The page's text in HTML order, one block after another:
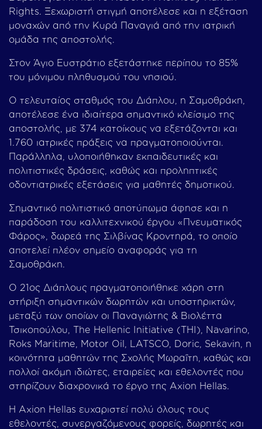
Rights. Ξεχωριστή στιγμή αποτέλεσε και η εξέταση
μοναχών από την Κυρά Παναγιά από την ιατρική
ομάδα της αποστολής.
Στον Άγιο Ευστράτιο εξετάστηκε περίπου το 85%
του μόνιμου πληθυσμού του νησιού.
Ο τελευταίος σταθμός του Διάπλου, η Σαμοθράκη,
αποτέλεσε ένα ιδιαίτερα σημαντικό κλείσιμο της
αποστολής, με 374 κατοίκους να εξετάζονται και
1.760 ιατρικές πράξεις να πραγματοποιούνται.
Παράλληλα, υλοποιήθηκαν εκπαιδευτικές και
πολιτιστικές δράσεις, καθώς και προληπτικές
οδοντιατρικές εξετάσεις για μαθητές δημοτικού.
Σημαντικό πολιτιστικό αποτύπωμα άφησε και η
παράδοση του καλλιτεχνικού έργου «Πνευματικός
Φάρος», δωρεά της Σιλβίνας Κροντηρά, το οποίο
αποτελεί πλέον σημείο αναφοράς για τη
Σαμοθράκη.
Ο 21ος Διάπλους πραγματοποιήθηκε χάρη στη
στήριξη σημαντικών δωρητών και υποστηρικτών,
μεταξύ των οποίων οι Παναγιώτης & Βιολέττα
Τσικοπούλου, The Hellenic Initiative (THI), Navarino,
Roks Maritime, Motor Oil, LATSCO, Doric, Sekavin, η
κοινότητα μαθητών της Σχολής Μωραΐτη, καθώς και
πολλοί ακόμη ιδιώτες, εταιρείες και εθελοντές που
στηρίζουν διαχρονικά το έργο της Axion Hellas.
Η Axion Hellas ευχαριστεί πολύ όλους τους
εθελοντές, συνεργαζόμενους φορείς, δωρητές και